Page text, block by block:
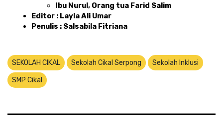
Ibu Nurul, Orang tua Farid Salim
Editor : Layla Ali Umar
Penulis : Salsabila Fitriana
SEKOLAH CIKAL Sekolah Cikal Serpong Sekolah Inklusi
SMP Cikal